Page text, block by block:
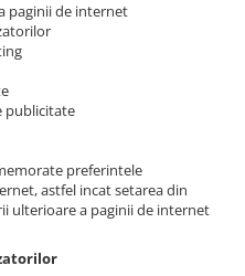
paginii de internet
publicitate
preferintele
astfel incat setarea din
ulterioare a paginii de internet